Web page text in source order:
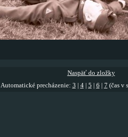
Naspäť do zložky
Automatické precházenie: 3 4| 5 6 7 (čas v